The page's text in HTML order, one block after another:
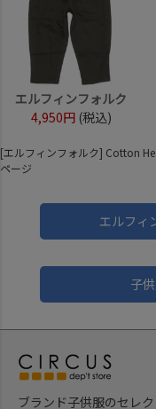
エルフィンフォルク
4,950円 (税込)
[エルフィンフォルク] Cotton
ページ
エルフィ
子
ブランド子供服のセレク